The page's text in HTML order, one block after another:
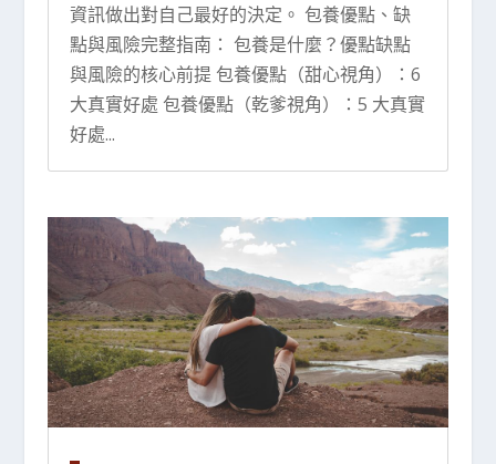
資訊做出對自己最好的決定。 包養優點、缺
點與風險完整指南： 包養是什麼？優點缺點
與風險的核心前提 包養優點（甜心視角）：6
大真實好處 包養優點（乾爹視角）：5 大真實
好處...